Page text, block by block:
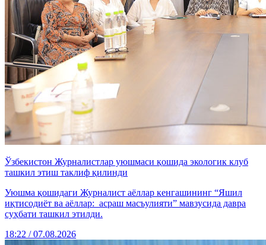
Ўзбекистон Журналистлар уюшмаси қошида экологик клуб
ташкил этиш таклиф қилинди
Уюшма қошидаги Журналист аёллар кенгашининг “Яшил
иқтисодиёт ва аёллар: асраш масъулияти” мавзусида давра
суҳбати ташкил этилди.
18:22 / 07.08.2026